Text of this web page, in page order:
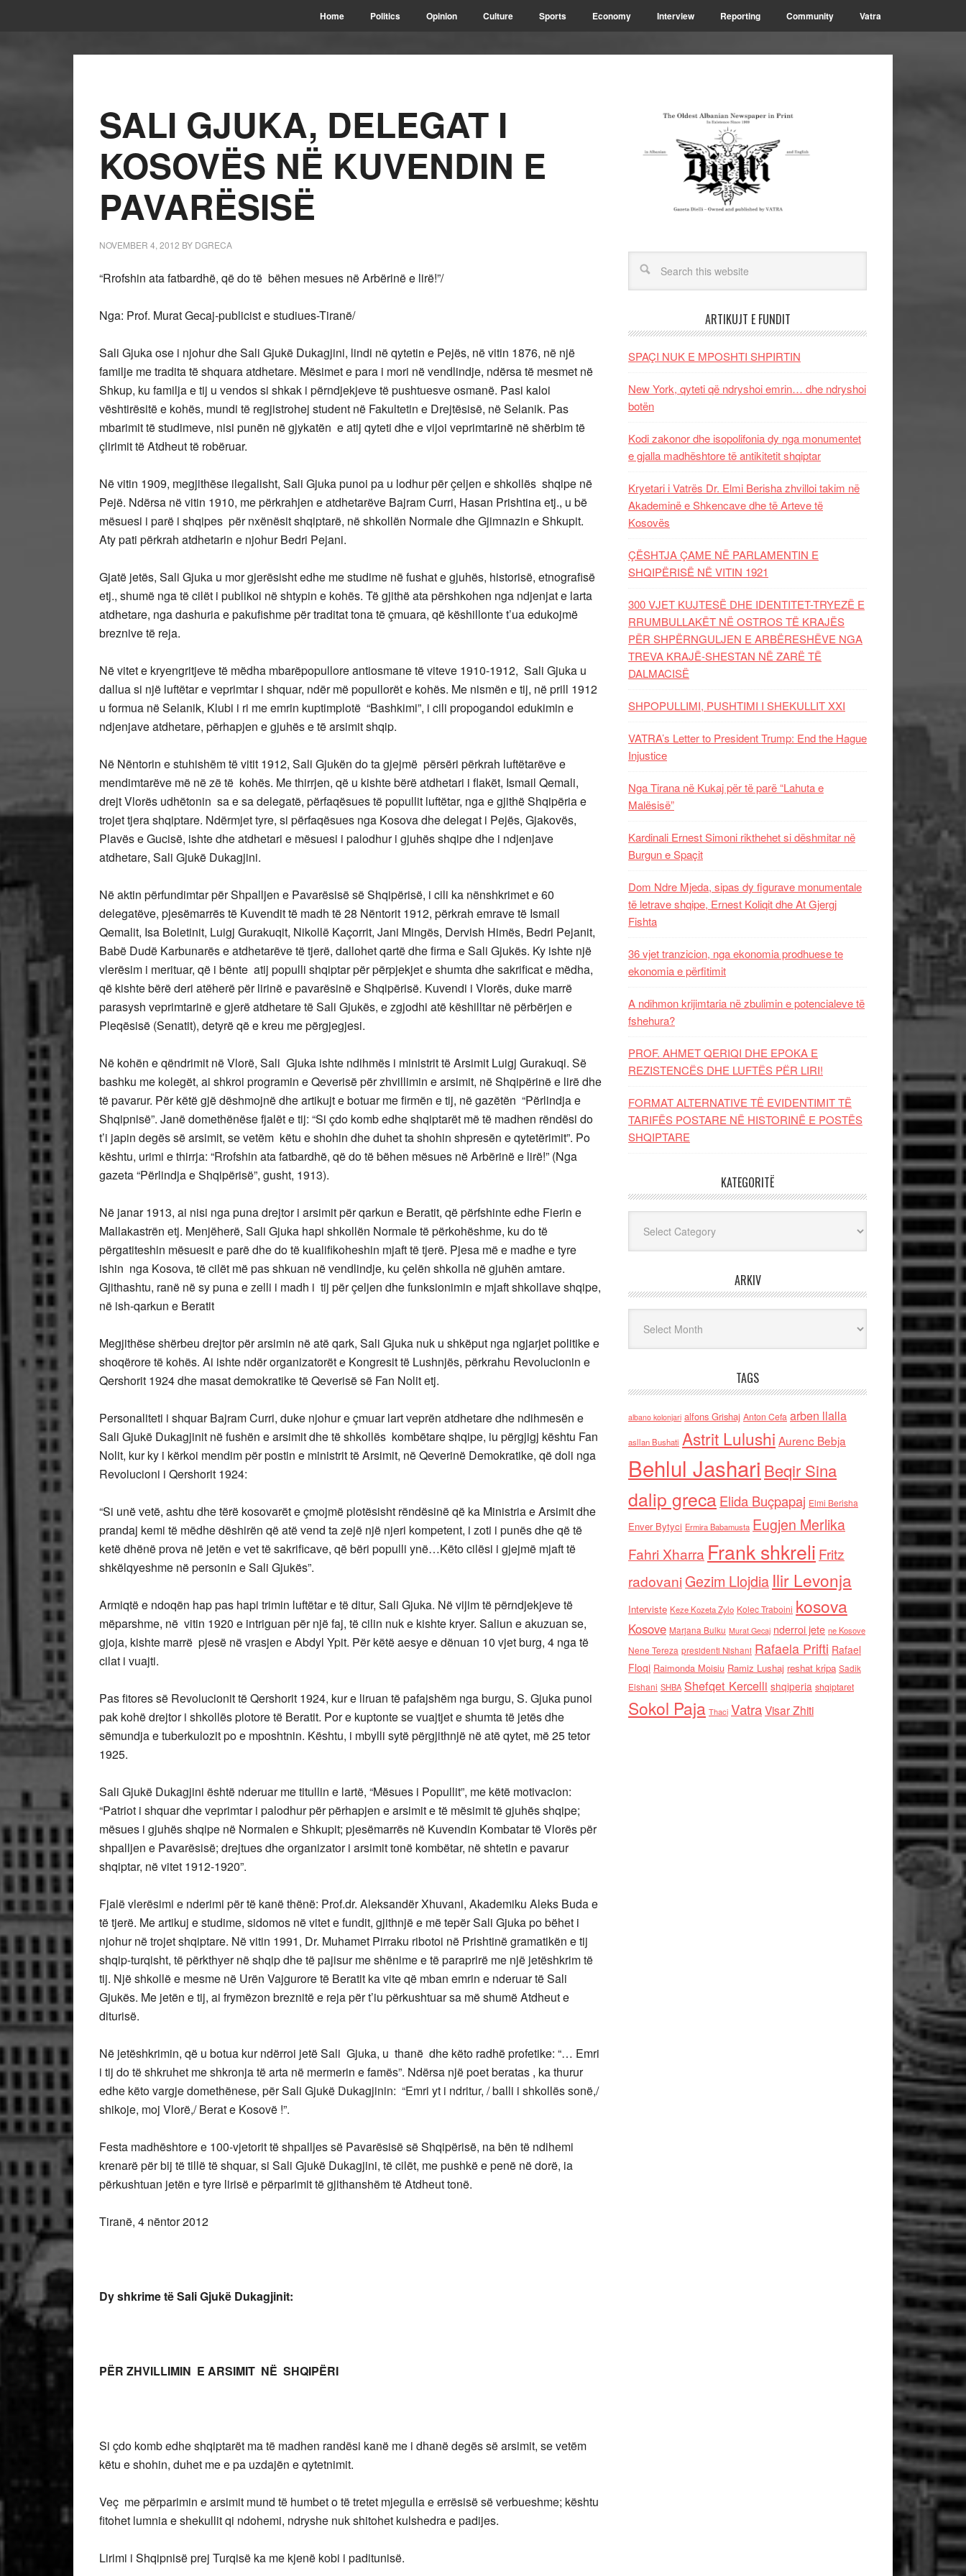
Home Politics Opinion Culture Sports Economy Interview Reporting Community Vatra
SALI GJUKA, DELEGAT I
KOSOVËS NË KUVENDIN E
PAVARËSISË
NOVEMBER 4, 2012 BY DGRECA
“Rrofshin ata fatbardhë, që do të bëhen mesues në Arbërinë e lirë!”/
Nga: Prof. Murat Gecaj-publicist e studiues-Tiranë/
Sali Gjuka ose i njohur dhe Sali Gjukë Dukagjini, lindi në qytetin e Pejës, në vitin 1876, në një
familje me tradita të shquara atdhetare. Mësimet e para i mori në vendlindje, ndërsa të mesmet në
Shkup, ku familja e tij u vendos si shkak i përndjekjeve të pushtuesve osmanë. Pasi kaloi
vështirësitë e kohës, mundi të regjistrohej student në Fakultetin e Drejtësisë, në Selanik. Pas
mbarimit të studimeve, nisi punën në gjykatën e atij qyteti dhe e vijoi veprimtarinë në shërbim të
çlirimit të Atdheut të robëruar.
Në vitin 1909, megjithëse ilegalisht, Sali Gjuka punoi pa u lodhur për çeljen e shkollës shqipe në
Pejë. Ndërsa në vitin 1910, me përkrahjen e atdhetarëve Bajram Curri, Hasan Prishtina etj., u bë
mësuesi i parë i shqipes për nxënësit shqiptarë, në shkollën Normale dhe Gjimnazin e Shkupit.
Aty pati përkrah atdhetarin e njohur Bedri Pejani.
Gjatë jetës, Sali Gjuka u mor gjerësisht edhe me studime në fushat e gjuhës, historisë, etnografisë
etj., shumë nga të cilët i publikoi në shtypin e kohës. Të gjithë ata përshkohen nga ndjenjat e larta
atdhetare, nga dashuria e pakufishme për traditat tona të çmuara, që këshillonte t’ua edukojmë
breznive të reja.
Në vitet e kryengritjeve të mëdha mbarëpopullore antiosmane të viteve 1910-1912, Sali Gjuka u
dallua si një luftëtar e veprimtar i shquar, ndër më popullorët e kohës. Me nismën e tij, në prill 1912
u formua në Selanik, Klubi i ri me emrin kuptimplotë “Bashkimi”, i cili propogandoi edukimin e
ndjenjave atdhetare, përhapjen e gjuhës e të arsimit shqip.
Në Nëntorin e stuhishëm të vitit 1912, Sali Gjukën do ta gjejmë përsëri përkrah luftëtarëve e
mendimtarëve më në zë të kohës. Me thirrjen, që u kishte bërë atdhetari i flakët, Ismail Qemali,
drejt Vlorës udhëtonin sa e sa delegatë, përfaqësues të popullit luftëtar, nga e gjithë Shqipëria e
trojet tjera shqiptare. Ndërmjet tyre, si përfaqësues nga Kosova dhe delegat i Pejës, Gjakovës,
Plavës e Gucisë, ishte dhe atdhetari e mësuesi i palodhur i gjuhës shqipe dhe i ndjenjave
atdhetare, Sali Gjukë Dukagjini.
Në aktin përfundimtar për Shpalljen e Pavarësisë së Shqipërisë, i cili ka nënshkrimet e 60
delegatëve, pjesëmarrës të Kuvendit të madh të 28 Nëntorit 1912, përkrah emrave të Ismail
Qemalit, Isa Boletinit, Luigj Gurakuqit, Nikollë Kaçorrit, Jani Mingës, Dervish Himës, Bedri Pejanit,
Babë Dudë Karbunarës e atdhetarëve të tjerë, dallohet qartë dhe firma e Sali Gjukës. Ky ishte një
vlerësim i merituar, që i bënte atij populli shqiptar për përpjekjet e shumta dhe sakrificat e mëdha,
që kishte bërë deri atëherë për lirinë e pavarësinë e Shqipërisë. Kuvendi i Vlorës, duke marrë
parasysh veprimtarinë e gjerë atdhetare të Sali Gjukës, e zgjodhi atë këshilltar në përbërjen e
Pleqësisë (Senatit), detyrë që e kreu me përgjegjesi.
Në kohën e qëndrimit në Vlorë, Sali Gjuka ishte ndihmës i ministrit të Arsimit Luigj Gurakuqi. Së
bashku me kolegët, ai shkroi programin e Qeverisë për zhvillimin e arsimit, në Shqipërinë e lirë dhe
të pavarur. Për këtë gjë dëshmojnë dhe artikujt e botuar me firmën e tij, në gazëtën “Përlindja e
Shqipnisë”. Janë domethënëse fjalët e tij: “Si çdo komb edhe shqiptarët më të madhen rëndësi do
t’i japin degës së arsimit, se vetëm këtu e shohin dhe duhet ta shohin shpresën e qytetërimit”. Po
kështu, urimi e thirrja: “Rrofshin ata fatbardhë, që do të bëhen mësues në Arbërinë e lirë!” (Nga
gazeta “Përlindja e Shqipërisë”, gusht, 1913).
Në janar 1913, ai nisi nga puna drejtor i arsimit për qarkun e Beratit, që përfshinte edhe Fierin e
Mallakastrën etj. Menjëherë, Sali Gjuka hapi shkollën Normale të përkohëshme, ku do të
përgatiteshin mësuesit e parë dhe do të kualifikoheshin mjaft të tjerë. Pjesa më e madhe e tyre
ishin nga Kosova, të cilët më pas shkuan në vendlindje, ku çelën shkolla në gjuhën amtare.
Gjithashtu, ranë në sy puna e zelli i madh i tij për çeljen dhe funksionimin e mjaft shkollave shqipe,
në ish-qarkun e Beratit
Megjithëse shërbeu drejtor për arsimin në atë qark, Sali Gjuka nuk u shkëput nga ngjarjet politike e
shoqërore të kohës. Ai ishte ndër organizatorët e Kongresit të Lushnjës, përkrahu Revolucionin e
Qershorit 1924 dhe masat demokratike të Qeverisë së Fan Nolit etj.
Personaliteti i shquar Bajram Curri, duke njohur e çmuar lart veprën atdhetare dhe ndihmesën e
Sali Gjukë Dukagjinit në fushën e arsimit dhe të shkollës kombëtare shqipe, iu përgjigj kështu Fan
Nolit, kur ky i kërkoi mendim për postin e ministrit të Arsimit, në Qeverinë Demokratike, që doli nga
Revolucioni i Qershorit 1924:
“Si unë vetë, ashtu dhe tërë kosovarët e çmojmë plotësisht rëndësinë që ka Ministria e Arsimit dhe
prandaj kemi të mëdhe dëshirën që atë vend ta zejë një njeri kompetent, i zoti i punës dhe që të
ketë dhënë prova në jetën e vet të sakrificave, që bëri populli ynë…Këto cilësi i gjejmë mjaft të
shkëlqyeshme në personin e Sali Gjukës”.
Armiqtë e ndoqën hap pas hapi trimin luftëtar e të ditur, Sali Gjuka. Në vijim të përndjekjeve të
mëparshme, në vitin 1920 e intriguan për një faj, të cilin nuk e kishte kryer. Saliun e akuzuan se,
gjoja, kishte marrë pjesë në vrasjen e Abdyl Ypit. Për këtë aesye e dënuan 10 vjet burg, 4 nga të
cilat i vuajti.
Pas fitores së Revolucionit të Qershorit 1924, kur e liruan të pafajshëm nga burgu, S. Gjuka punoi
pak kohë drejtor i shkollës plotore të Beratit. Por e kuptonte se vuajtjet e shumta të jetës dhe
sëmundja e tuberkulozit po e mposhtnin. Kështu, i mbylli sytë përgjithnjë në atë qytet, më 25 tetor
1925.
Sali Gjukë Dukagjini është nderuar me titullin e lartë, “Mësues i Popullit”, me këtë motivacion:
“Patriot i shquar dhe veprimtar i palodhur për përhapjen e arsimit e të mësimit të gjuhës shqipe;
mësues i gjuhës shqipe në Normalen e Shkupit; pjesëmarrës në Kuvendin Kombatar të Vlorës për
shpalljen e Pavarësisë; drejtues dhe organizator i arsimit tonë kombëtar, në shtetin e pavarur
shqiptar, në vitet 1912-1920”.
Fjalë vlerësimi e nderimi për të kanë thënë: Prof.dr. Aleksandër Xhuvani, Akademiku Aleks Buda e
të tjerë. Me artikuj e studime, sidomos në vitet e fundit, gjithnjë e më tepër Sali Gjuka po bëhet i
njohur në trojet shqiptare. Në vitin 1991, Dr. Muhamet Pirraku ribotoi në Prishtinë gramatikën e tij
shqip-turqisht, të përkthyer në shqip dhe të pajisur me shënime e të paraprirë me një jetëshkrim të
tij. Një shkollë e mesme në Urën Vajgurore të Beratit ka vite që mban emrin e nderuar të Sali
Gjukës. Me jetën e tij, ai frymëzon breznitë e reja për t’iu përkushtuar sa më shumë Atdheut e
diturisë.
Në jetëshkrimin, që u botua kur ndërroi jetë Sali Gjuka, u thanë dhe këto radhë profetike: “… Emri
i tij do të shkruhet me shkronja të arta në mermerin e famës”. Ndërsa një poet beratas , ka thurur
edhe këto vargje domethënese, për Sali Gjukë Dukagjinin: “Emri yt i ndritur, / balli i shkollës sonë,/
shikoje, moj Vlorë,/ Berat e Kosovë !”.
Festa madhështore e 100-vjetorit të shpalljes së Pavarësisë së Shqipërisë, na bën të ndihemi
krenarë për bij të tillë të shquar, si Sali Gjukë Dukagjini, të cilët, me pushkë e penë në dorë, ia
përkushtuan jetën e tyre lirisë e përparimit të gjithanshëm të Atdheut tonë.
Tiranë, 4 nëntor 2012
Dy shkrime të Sali Gjukë Dukagjinit:
PËR ZHVILLIMIN E ARSIMIT NË SHQIPËRI
Si çdo komb edhe shqiptarët ma të madhen randësi kanë me i dhanë degës së arsimit, se vetëm
këtu e shohin, duhet me e pa uzdajën e qytetnimit.
Veç me përparimin e arsimit mund të humbet o të tretet mjegulla e errësisë së verbueshme; kështu
fitohet lumnia e shekullit qi ndohemi, ndryshe nuk shitohet kulshedra e padijes.
Lirimi i Shqipnisë prej Turqisë ka me kjenë kobi i paditunisë.
ARTIKUJT E FUNDIT
SPAÇI NUK E MPOSHTI SHPIRTIN
New York, qyteti që ndryshoi emrin… dhe ndryshoi
botën
Kodi zakonor dhe isopolifonia dy nga monumentet
e gjalla madhështore të antikitetit shqiptar
Kryetari i Vatrës Dr. Elmi Berisha zhvilloi takim në
Akademinë e Shkencave dhe të Arteve të
Kosovës
ÇËSHTJA ÇAME NË PARLAMENTIN E
SHQIPËRISË NË VITIN 1921
300 VJET KUJTESË DHE IDENTITET-TRYEZË E
RRUMBULLAKËT NË OSTROS TË KRAJËS
PËR SHPËRNGULJEN E ARBËRESHËVE NGA
TREVA KRAJË-SHESTAN NË ZARË TË
DALMACISË
SHPOPULLIMI, PUSHTIMI I SHEKULLIT XXI
VATRA’s Letter to President Trump: End the Hague
Injustice
Nga Tirana në Kukaj për të parë “Lahuta e
Malësisë”
Kardinali Ernest Simoni rikthehet si dëshmitar në
Burgun e Spaçit
Dom Ndre Mjeda, sipas dy figurave monumentale
të letrave shqipe, Ernest Koliqit dhe At Gjergj
Fishta
36 vjet tranzicion, nga ekonomia prodhuese te
ekonomia e përfitimit
A ndihmon krijimtaria në zbulimin e potencialeve të
fshehura?
PROF. AHMET QERIQI DHE EPOKA E
REZISTENCЁS DHE LUFTЁS PЁR LIRI!
FORMAT ALTERNATIVE TË EVIDENTIMIT TË
TARIFËS POSTARE NË HISTORINË E POSTËS
SHQIPTARE
KATEGORITË
ARKIV
TAGS
albano kolonjari alfons Grishaj Anton Cefa arben llalla
asllan Bushati Astrit Lulushi Aurenc Bebja
Behlul Jashari Beqir Sina
dalip grecaElida Buçpapaj Elmi Berisha
Enver Bytyci Ermira Babamusta Eugjen Merlika
Fahri Xharra Frank shkreli Fritz
radovaniGezim Llojdia Ilir Levonja
Interviste Keze Kozeta Zylo Kolec Traboini kosova
Kosove Marjana Bulku Murat Gecaj nderroi jete ne Kosove
Nene Tereza presidenti Nishani Rafaela Prifti Rafael
Floqi Raimonda Moisiu Ramiz Lushaj reshat kripa Sadik
Elshani SHBA Shefqet Kercelli shqiperia shqiptaret
Sokol Paja Thaci VatraVisar Zhiti